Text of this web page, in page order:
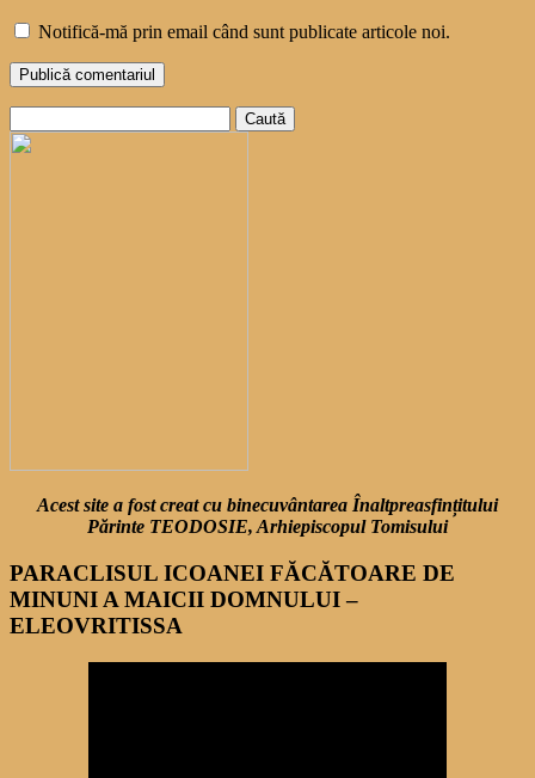
Notifică-mă prin email când sunt publicate articole noi.
după:
Acest site a fost creat cu binecuvântarea Înaltpreasfințitului
Părinte TEODOSIE, Arhiepiscopul Tomisului
PARACLISUL ICOANEI FĂCĂTOARE DE
MINUNI A MAICII DOMNULUI –
ELEOVRITISSA